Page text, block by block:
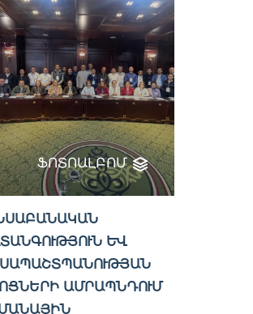
ՖՈՏՈԱԼԲՈՄ
ԵՎ
ԱՄՐԱՊՆԴՈՒՄ